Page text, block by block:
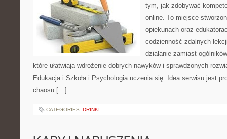
tym, jak zdobywać
online. To miejsce
opiekunach oraz
codzienność zdalnych
działanie zamiast
które ułatwiają wdrożenie dobrych nawyków i sprawdzonych
Edukacja i Szkoła i Psychologia uczenia się. Idea serwisu jest
chaosu […]
CATEGORIES: DRINKI